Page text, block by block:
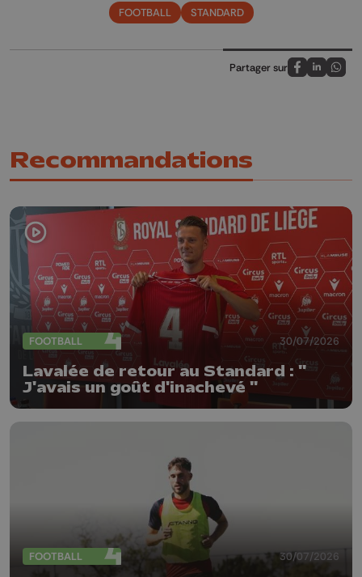
FOOTBALL STANDARD
Partager sur
Partagez sur
Partagez
Recommandations
FOOTBALL 30/07/2026
Lavalée de retour au Standard : "
J'avais un goût d'inachevé "
FOOTBALL 30/07/2026